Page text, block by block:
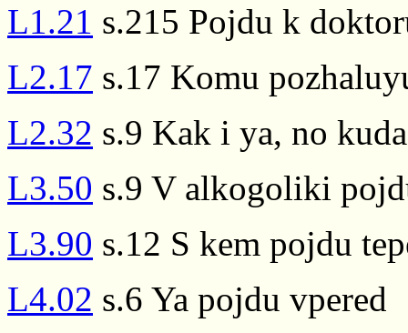
L1.21 s.215 Pojdu k
L2.17 s.17 Komu
L2.32 s.9 Kak i ya, no
L3.50 s.9 V alkogoliki
L3.90 s.12 S kem pojdu
L4.02 s.6 Ya pojdu vpered